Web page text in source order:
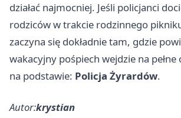
działać najmocniej. Jeśli policjanci
rodziców w trakcie rodzinnego
zaczyna się dokładnie tam, gdzie
wakacyjny pośpiech wejdzie na pełne
na podstawie: Policja Żyrardów.
Autor:krystian